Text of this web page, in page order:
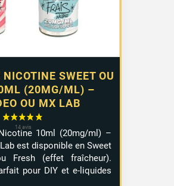
NICOTINE SWEET OU
(20MG/ML) –
OU MX LAB
10,99 €
10ml (20mg/ml) –
est disponible en Sweet
Fresh (effet fraîcheur).
pour DIY et e-liquides